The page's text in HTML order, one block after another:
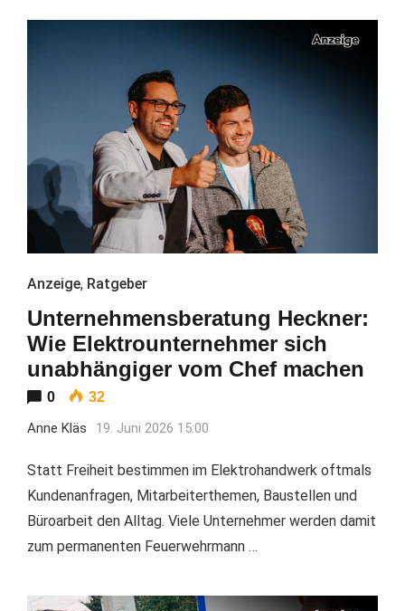
Anzeige, Ratgeber
Unternehmensberatung Heckner:
Wie Elektrounternehmer sich
unabhängiger vom Chef machen
0 32
Anne Kläs 19. Juni 2026 15:00
Statt Freiheit bestimmen im Elektrohandwerk oftmals
Kundenanfragen, Mitarbeiterthemen, Baustellen und
Büroarbeit den Alltag. Viele Unternehmer werden damit
zum permanenten Feuerwehrmann …